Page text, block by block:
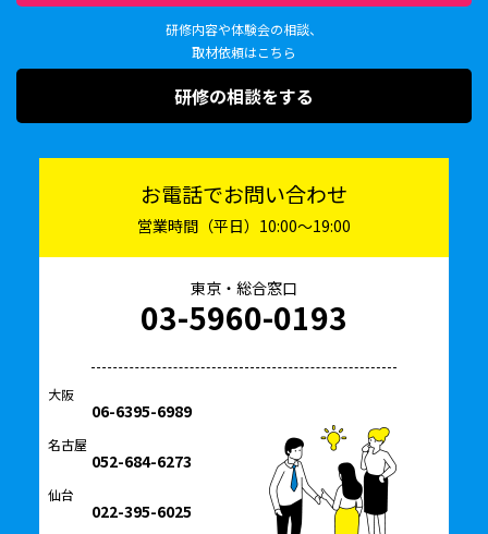
研修内容や体験会の相談、
取材依頼はこちら
研修の相談をする
お電話でお問い合わせ
営業時間（平日）10:00〜19:00
東京・総合窓口
03-5960-0193
大阪
06-6395-6989
名古屋
052-684-6273
仙台
022-395-6025